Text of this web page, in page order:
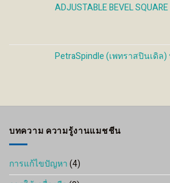
ADJUSTABLE BEVEL SQUARE
PetraSpindle (เพทราสปินเดิล
บทความ ความรู้งานแมชชีน
การแก้ไขปัญหา(4)